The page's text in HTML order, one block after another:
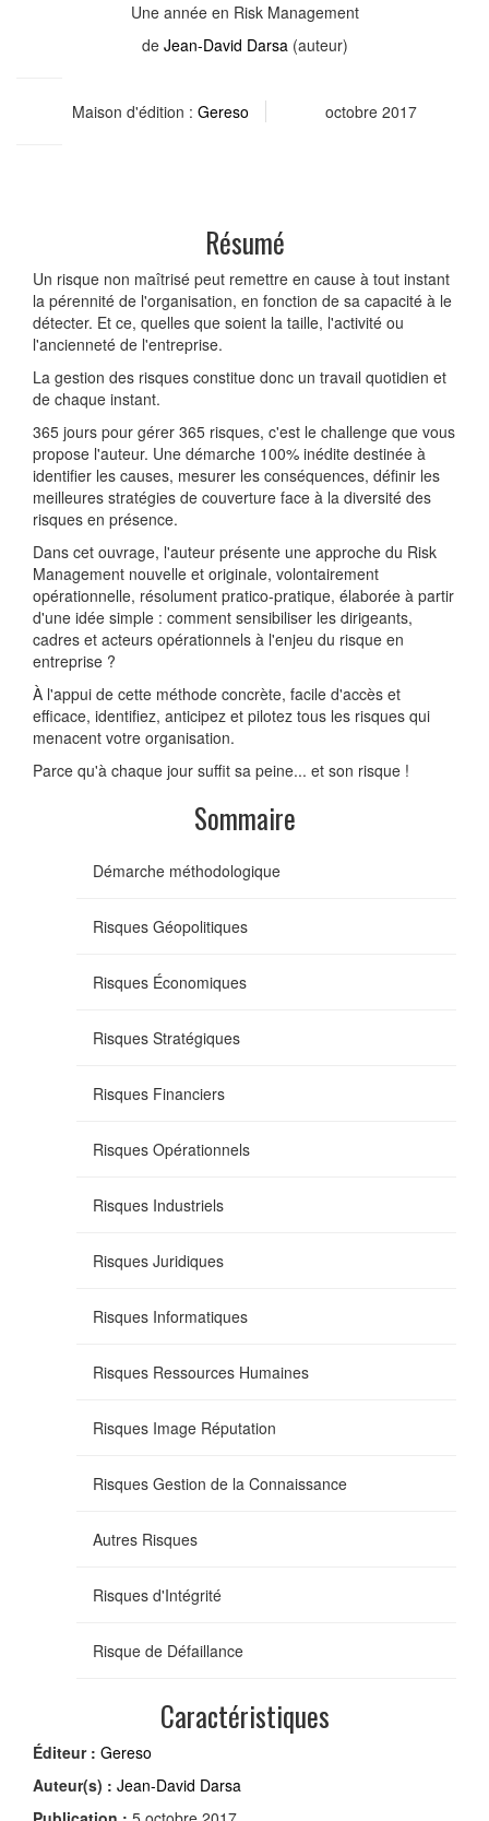
Une année en Risk Management
de Jean-David Darsa(auteur)
Maison d'édition : Gereso octobre 2017
Résumé
Un risque non maîtrisé peut remettre en cause à tout instant
la pérennité de l'organisation, en fonction de sa capacité à le
détecter. Et ce, quelles que soient la taille, l'activité ou
l'ancienneté de l'entreprise.
La gestion des risques constitue donc un travail quotidien et
de chaque instant.
365 jours pour gérer 365 risques, c'est le challenge que vous
propose l'auteur. Une démarche 100% inédite destinée à
identifier les causes, mesurer les conséquences, définir les
meilleures stratégies de couverture face à la diversité des
risques en présence.
Dans cet ouvrage, l'auteur présente une approche du Risk
Management nouvelle et originale, volontairement
opérationnelle, résolument pratico-pratique, élaborée à partir
d'une idée simple : comment sensibiliser les dirigeants,
cadres et acteurs opérationnels à l'enjeu du risque en
entreprise ?
À l'appui de cette méthode concrète, facile d'accès et
efficace, identifiez, anticipez et pilotez tous les risques qui
menacent votre organisation.
Parce qu'à chaque jour suffit sa peine... et son risque !
Sommaire
Démarche méthodologique
Risques Géopolitiques
Risques Économiques
Risques Stratégiques
Risques Financiers
Risques Opérationnels
Risques Industriels
Risques Juridiques
Risques Informatiques
Risques Ressources Humaines
Risques Image Réputation
Risques Gestion de la Connaissance
Autres Risques
Risques d'Intégrité
Risque de Défaillance
Caractéristiques
Éditeur : Gereso
Auteur(s) : Jean-David Darsa